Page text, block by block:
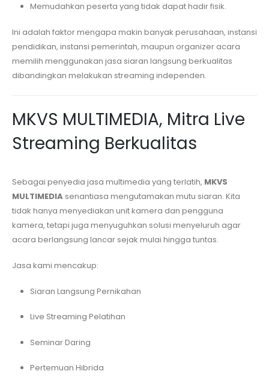
Memudahkan peserta yang tidak dapat hadir fisik.
Ini adalah faktor mengapa makin banyak perusahaan, instansi
pendidikan, instansi pemerintah, maupun organizer acara
memilih menggunakan jasa siaran langsung berkualitas
dibandingkan melakukan streaming independen.
MKVS MULTIMEDIA, Mitra Live
Streaming Berkualitas
Sebagai penyedia jasa multimedia yang terlatih, MKVS
MULTIMEDIA senantiasa mengutamakan mutu siaran. Kita
tidak hanya menyediakan unit kamera dan pengguna
kamera, tetapi juga menyuguhkan solusi menyeluruh agar
acara berlangsung lancar sejak mulai hingga tuntas.
Jasa kami mencakup:
Siaran Langsung Pernikahan
Live Streaming Pelatihan
Seminar Daring
Pertemuan Hibrida